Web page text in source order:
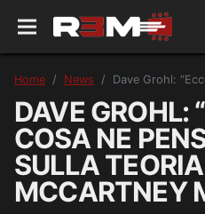
Home News Dave Grohl: “Ecco che cosa
DAVE GROHL:
COSA NE
SULLA
MCCARTNEY